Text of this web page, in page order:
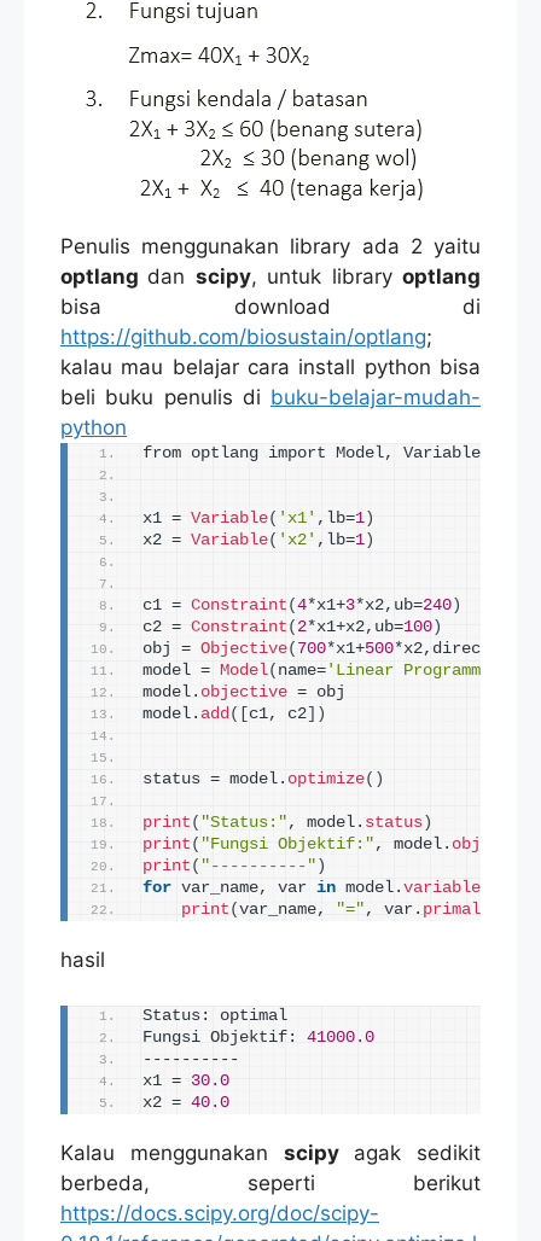
Penulis menggunakan library ada 2 yaitu
optlang dan scipy, untuk libraryoptlang
bisa download di
https://github.com/biosustain/optlang;
kalau mau belajar cara install python bisa
beli buku penulis di buku-belajar-mudah-
python
from optlang import Model, Variable,
x1 = Variable( 'x1' ,lb=1)
x2 = Variable( 'x2' ,lb=1)
c1 = Constraint (4*x1+3*x2,ub=240)
c2 = Constraint ( 2*x1+x2,ub=100)
obj = Objective( 700*x1+500*x2,direction=
model = Model( name= 'Linear Programming'
model. objective = obj
model. add ([c1, c2])
status = model. optimize()
print ( "Status:" , model. status)
print ( "Fungsi Objektif:" , model. objective
print ( "----------" )
for var_name, var in model. variables
print (var_name, "=" , var. primal
hasil
Status: optimal
Fungsi Objektif: 41000.0
----------
x1 = 30.0
x2 = 40.0
Kalau menggunakan scipy agak sedikit
berbeda, seperti berikut
https://docs.scipy.org/doc/scipy-